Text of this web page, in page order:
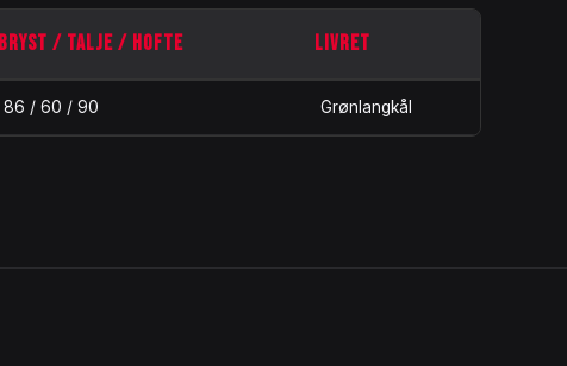
BRYST / TALJE / HOFTE LIVRET
86 / 60 / 90 Grønlangkål